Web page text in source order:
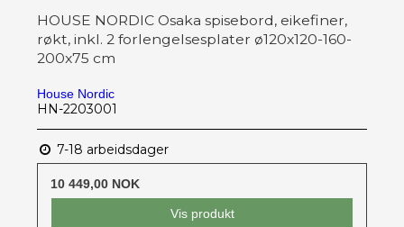
HOUSE NORDIC Osaka spisebord, eikefiner,
røkt, inkl. 2 forlengelsesplater ø120x120-160-
200x75 cm
House Nordic
HN-2203001
7-18 arbeidsdager
10 449,00 NOK
Vis produkt